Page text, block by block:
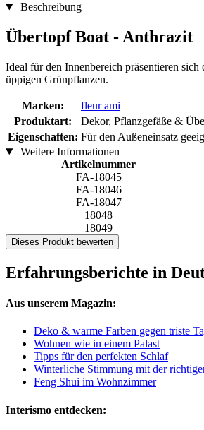
Beschreibung
Übertopf Boat - Anthrazit
Ideal für den Innenbereich präsentieren
üppigen Grünpflanzen.
Marken:
fleur ami
Produktart:
Dekor, Pflanzgefäße &
Eigenschaften: Für den Außeneinsatz
Weitere Informationen
Artikelnummer
FA-18045
FA-18046
FA-18047
18048
18049
Dieses Produkt bewerten
Erfahrungsberichte in
Aus unserem Magazin:
Deko & warme Farben gegen triste
Wohnen wie in einem Palast
Tipps für den perfekten Schlaf
Winterliche Stimmung mit der
Feng Shui im Wohnzimmer
Interismo entdecken: